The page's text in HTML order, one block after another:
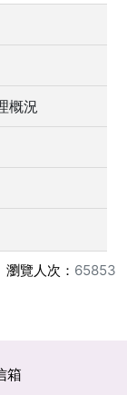
概況
瀏覽人次： 65853
箱